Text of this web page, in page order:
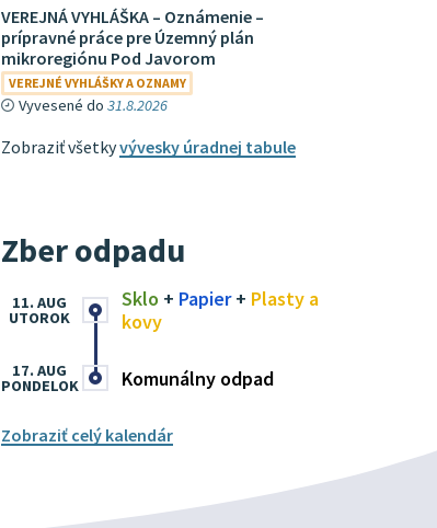
VEREJNÁ VYHLÁŠKA – Oznámenie –
prípravné práce pre Územný plán
mikroregiónu Pod Javorom
VEREJNÉ VYHLÁŠKY A OZNAMY
Vyvesené do 31.8.2026
Zobraziť všetkyvývesky úradnej tabule
Zber odpadu
Sklo + Papier+ Plasty a
kovy
11. AUG
UTOROK
Komunálny odpad
17. AUG
PONDELOK
Zobraziť celý kalendár